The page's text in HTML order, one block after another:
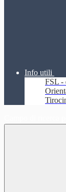
Info utili
FSL -